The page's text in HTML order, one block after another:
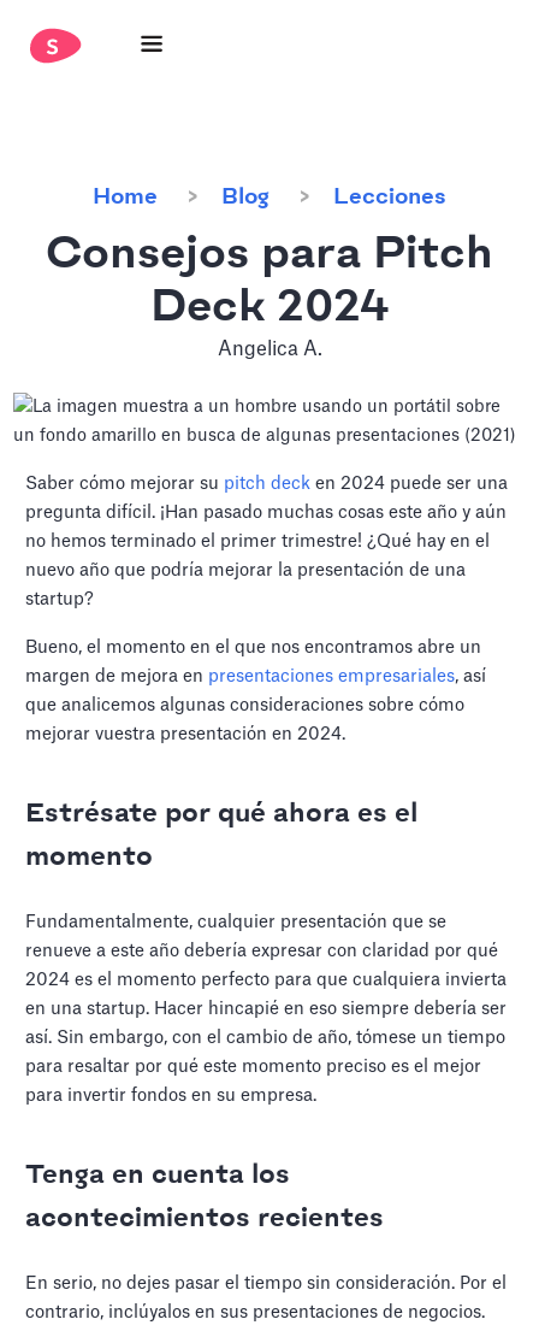
Home Blog Lecciones
Consejos para Pitch
Deck 2024
Angelica A.
Saber cómo mejorar su pitch deck en 2024 puede ser una
pregunta difícil. ¡Han pasado muchas cosas este año y aún
no hemos terminado el primer trimestre! ¿Qué hay en el
nuevo año que podría mejorar la presentación de una
startup?
Bueno, el momento en el que nos encontramos abre un
margen de mejora en presentaciones empresariales, así
que analicemos algunas consideraciones sobre cómo
mejorar vuestra presentación en 2024.
Estrésate por qué ahora es el
momento
Fundamentalmente, cualquier presentación que se
renueve a este año debería expresar con claridad por qué
2024 es el momento perfecto para que cualquiera invierta
en una startup. Hacer hincapié en eso siempre debería ser
así. Sin embargo, con el cambio de año, tómese un tiempo
para resaltar por qué este momento preciso es el mejor
para invertir fondos en su empresa.
Tenga en cuenta los
acontecimientos recientes
En serio, no dejes pasar el tiempo sin consideración. Por el
contrario, inclúyalos en sus presentaciones de negocios.